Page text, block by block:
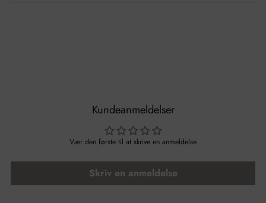
Kundeanmeldelser
Vær den første til at skrive en anmeldelse
Skriv en anmeldelse